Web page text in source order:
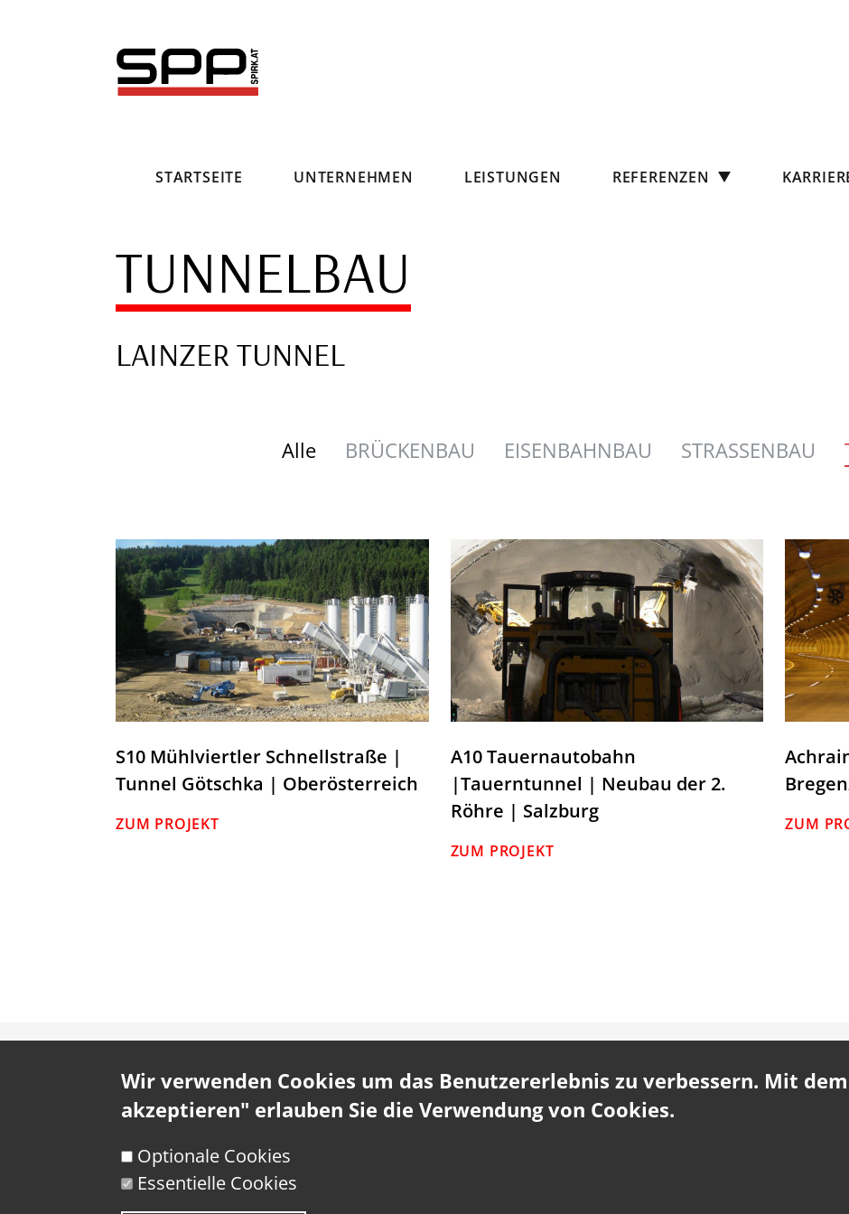
STARTSEITE UNTERNEHMEN LEISTUNGEN REFERENZEN
TUNNELBAU
LAINZER TUNNEL
Alle BRÜCKENBAU EISENBAHNBAU STRASSENBAU
S10 Mühlviertler Schnellstraße |
Tunnel Götschka | Oberösterreich
ZUM PROJEKT
A10 Tauernautobahn
|Tauerntunnel | Neubau der 2.
Röhre | Salzburg
ZUM PROJEKT
ZUM
Datenschutz Datentransfer
Wir verwenden Cookies um das Benutzererlebnis zu verbessern. Mit
akzeptieren" erlauben Sie die Verwendung von Cookies.
Optionale Cookies
Essentielle Cookies